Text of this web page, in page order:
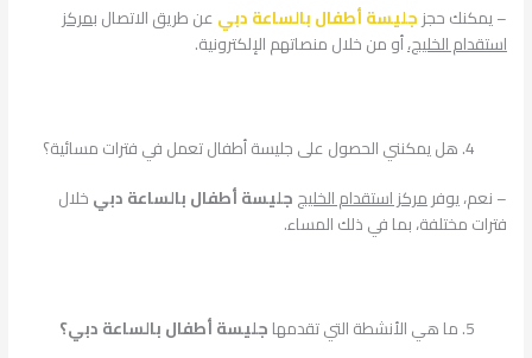
– يمكنك حجزجليسة أطفال بالساعة دبيعن طريق الاتصالبمركز
استقدام الخليج،أو من خلال منصاتهم الإلكترونية.
هل يمكنني الحصول على جليسة أطفال تعمل في فترات مسائية؟
– نعم، يوفرمركز استقدام الخليججليسة أطفال بالساعة دبيخلال
فترات مختلفة، بما في ذلك المساء.
ما هي الأنشطة التي تقدمهاجليسة أطفال بالساعة دبي؟